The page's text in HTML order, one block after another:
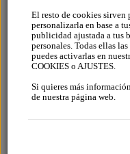
34 -
El resto de cookies sirven
personalizarla en base a
publicidad ajustada a tus
personales. Todas ellas
puedes activarlas en
COOKIES o AJUSTES.
Si quieres más
de nuestra página web.